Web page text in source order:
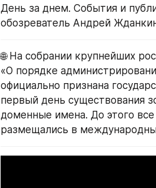
День за днем. События и
обозреватель Андрей
🌐 На собрании крупнейших
«О порядке
официально признана
первый день существования
доменные имена. До этого все
размещались в